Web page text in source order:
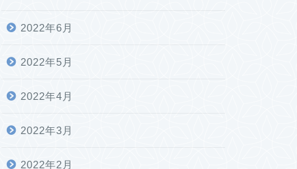
2022年6月
2022年5月
2022年4月
2022年3月
2022年2月